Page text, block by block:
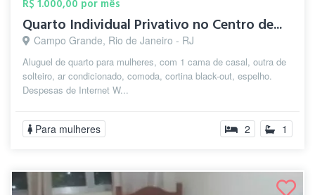
R$ 1.000,00 por mês
Quarto Individual Privativo no Centro de...
Campo Grande, Rio de Janeiro - RJ
Aluguel de quarto para mulheres, com 1 cama de casal, outra de
solteiro, ar condicionado, comoda, cortina black-out, espelho.
Despesas de Internet W...
Para mulheres 2 1